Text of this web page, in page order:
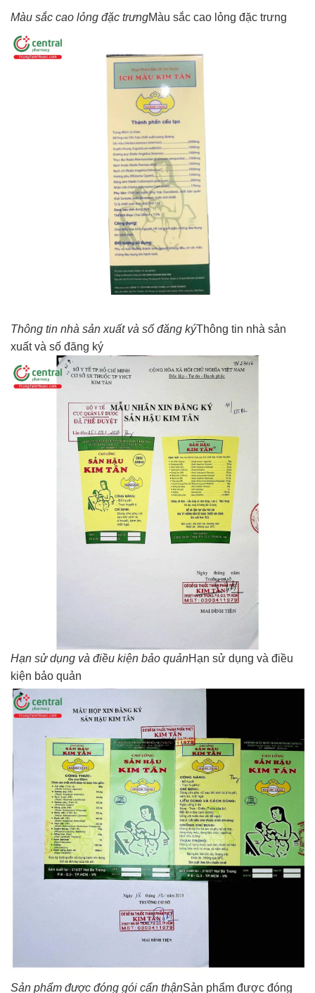
Màu sắc cao lỏng đặc trưngMàu sắc cao lỏng đặc trưng
Thông tin nhà sản xuất và số đăng kýThông tin nhà sản
xuất và số đăng ký
Hạn sử dụng và điều kiện bảo quảnHạn sử dụng và điều
kiện bảo quản
Sản phẩm được đóng gói cẩn thậnSản phẩm được đóng